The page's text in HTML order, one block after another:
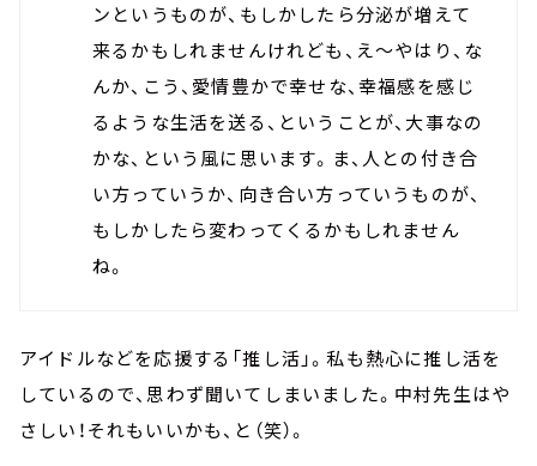
ンというものが、もしかしたら分泌が増えて
来るかもしれませんけれども、え～やはり、な
んか、こう、愛情豊かで幸せな、幸福感を感じ
るような生活を送る、ということが、大事なの
かな、という風に思います。ま、人との付き合
い方っていうか、向き合い方っていうものが、
もしかしたら変わってくるかもしれません
ね。
アイドルなどを応援する「推し活」。私も熱心に推し活を
しているので、思わず聞いてしまいました。中村先生はや
さしい！それもいいかも、と（笑）。